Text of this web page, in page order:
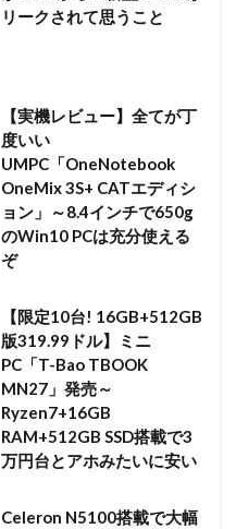
リークされて思うこと
【実機レビュー】全てが丁
度いい
UMPC「OneNotebook
OneMix 3S+ CATエディシ
ョン」～8.4インチで650g
のWin10 PCは充分使える
ぞ
【限定10台! 16GB+512GB
版319.99ドル】ミニ
PC「T-Bao TBOOK
MN27」発売～
Ryzen7+16GB
RAM+512GB SSD搭載で3
万円台とアホみたいに安い
Celeron N5100搭載で大幅